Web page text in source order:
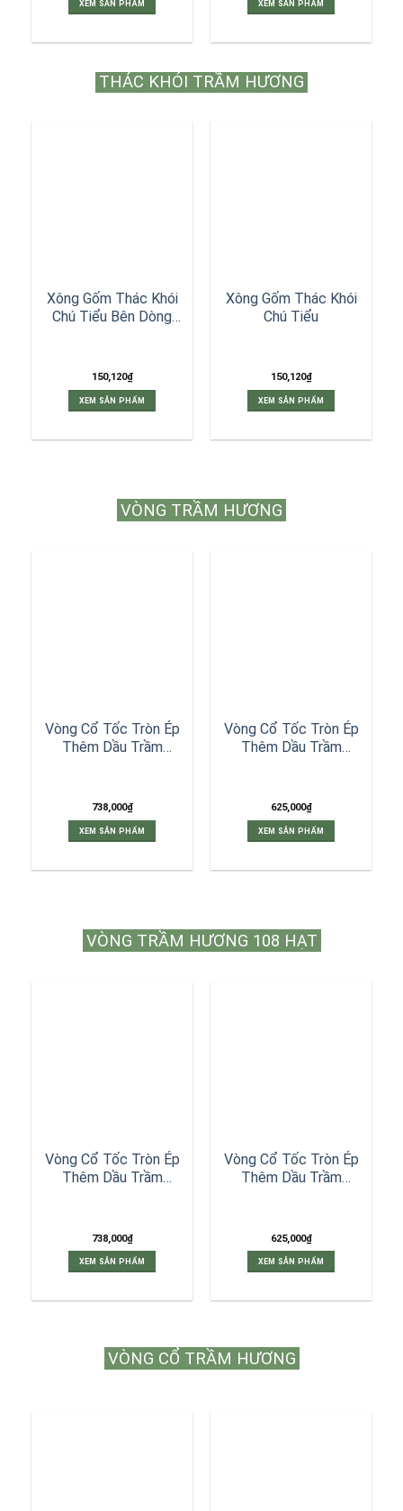
XEM SẢN PHẨM XEM SẢN PHẨM
THÁC KHÓI TRẦM HƯƠNG
Xông Gốm Thác Khói
Chú Tiểu Bên Dòng
150,120₫
XEM SẢN PHẨM
Xông Gốm Thác Khói
Chú Tiểu
150,120₫
XEM SẢN PHẨM
VÒNG TRẦM HƯƠNG
Vòng Cổ Tốc Tròn Ép
Thêm Dầu Trầm
738,000₫
XEM SẢN PHẨM
Vòng Cổ Tốc Tròn Ép
Thêm Dầu Trầm
625,000₫
XEM SẢN PHẨM
VÒNG TRẦM HƯƠNG 108 HẠT
Vòng Cổ Tốc Tròn Ép
Thêm Dầu Trầm
738,000₫
XEM SẢN PHẨM
Vòng Cổ Tốc Tròn Ép
Thêm Dầu Trầm
625,000₫
XEM SẢN PHẨM
VÒNG CỔ TRẦM HƯƠNG